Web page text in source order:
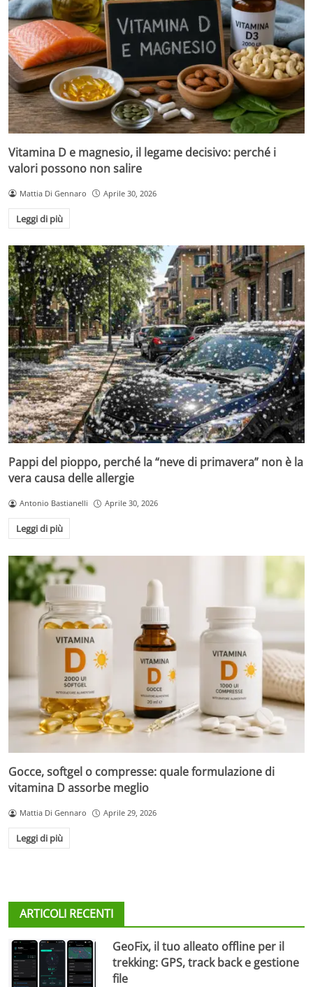
Vitamina D e magnesio, il legame decisivo: perché i
valori possono non salire
Mattia Di Gennaro Aprile 30, 2026
Leggi di più
Pappi del pioppo, perché la “neve di primavera” non è la
vera causa delle allergie
Antonio Bastianelli Aprile 30, 2026
Leggi di più
Gocce, softgel o compresse: quale formulazione di
vitamina D assorbe meglio
Mattia Di Gennaro Aprile 29, 2026
Leggi di più
ARTICOLI RECENTI
GeoFix, il tuo alleato offline per il
trekking: GPS, track back e gestione
file